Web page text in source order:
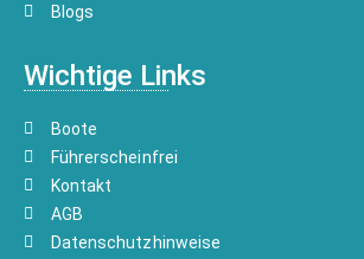
Blogs
Wichtige Links
Boote
Führerscheinfrei
Kontakt
AGB
Datenschutzhinweise